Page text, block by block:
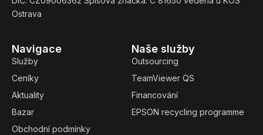
Naše služby
Outsourcing
TeamViewer QS
Financování
EPSON recycling programme
Navigace
Služby
Ceníky
Aktuality
Bazar
Obchodní podmínky
Ostrava